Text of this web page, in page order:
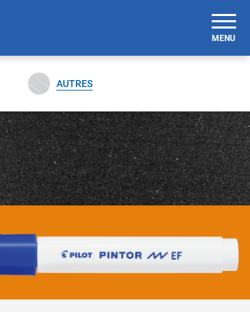
MENU
AUTRES